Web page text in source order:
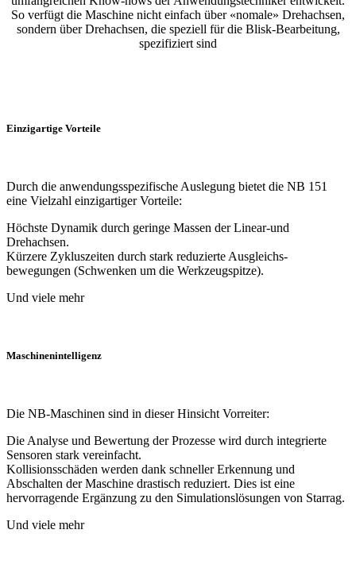
So verfügt die Maschine nicht einfach über «nomale» Drehachsen,
sondern über Drehachsen, die speziell für die Blisk-Bearbeitung,
spezifiziert sind
Einzigartige Vorteile
Durch die anwendungsspezifische Auslegung bietet die NB 151
eine Vielzahl einzigartiger Vorteile:
Höchste Dynamik durch geringe Massen der Linear-und
Drehachsen.
Kürzere Zykluszeiten durch stark reduzierte Ausgleichs-
bewegungen (Schwenken um die Werkzeugspitze).
Und viele mehr
Maschinenintelligenz
Die NB-Maschinen sind in dieser Hinsicht Vorreiter:
Die Analyse und Bewertung der Prozesse wird durch integrierte
Sensoren stark vereinfacht.
Kollisionsschäden werden dank schneller Erkennung und
Abschalten der Maschine drastisch reduziert. Dies ist eine
hervorragende Ergänzung zu den Simulationslösungen von Starrag.
Und viele mehr